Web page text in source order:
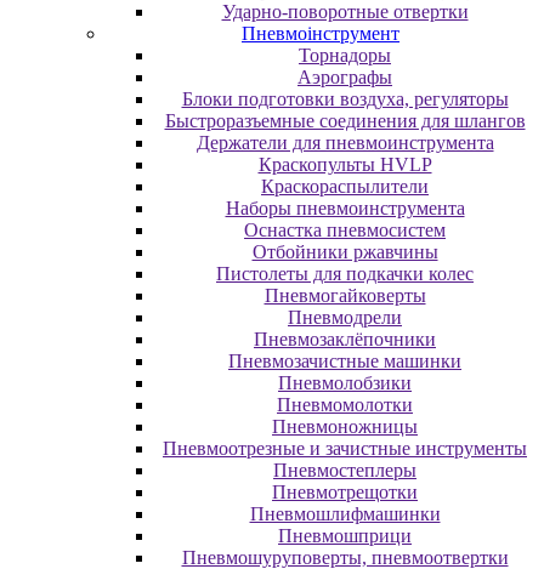
Ударно-поворотные отвертки
Пневмоінструмент
Topнaдopы
Аэрографы
Блоки подготовки воздуха, регуляторы
Быстроразъемные соединения для шлангов
Держатели для пневмоинструмента
Краскопульты HVLP
Краскораспылители
Наборы пневмоинструмента
Оснастка пневмосистем
Отбойники ржавчины
Пистолеты для подкачки колес
Пневмогайковерты
Пневмодрели
Пневмозаклёпочники
Пневмозачистные машинки
Пневмолобзики
Пневмомолотки
Пневмоножницы
Пневмоотрезные и зачистные инструменты
Пневмостеплеры
Пневмотрещотки
Пневмошлифмашинки
Пневмошприци
Пневмошуруповерты, пневмоотвертки